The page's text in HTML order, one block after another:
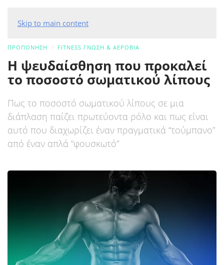
Skip to main content
ΠΡΟΠΟΝΗΣΗ FITNESS ΓΝΏΣΗ & ΑΕΡΌΒΙΑ
Η ψευδαίσθηση που προκαλεί
το ποσοστό σωματικού λίπους
Πως το ποσοστό σωματικού λίπους σε μια
διάπλαση παίζει πρωτεύοντα ρόλο και πως είναι
αυτό που διαχωρίζει έναν πραγματικά “τούμπανο”
από έναν απλά “φουσκωτό”